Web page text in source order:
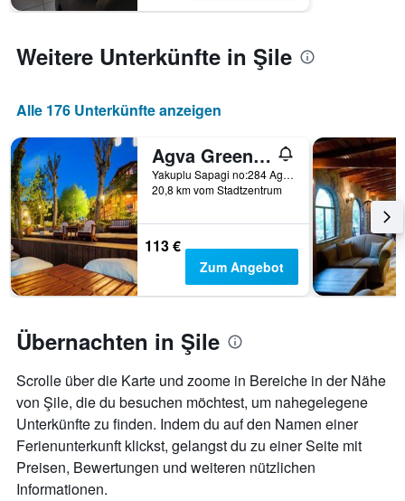
Weitere Unterkünfte in Şile
Alle 176 Unterkünfte anzeigen
Agva Greenline Guesthouse (Adult Only +12)
Yakuplu Sapagi no:284 Agva Sile Istanbul, Şile, Türkei
20,8 km vom Stadtzentrum
113 €
Zum Angebot
Übernachten in Şile
Scrolle über die Karte und zoome in Bereiche in der Nähe
von Şile, die du besuchen möchtest, um nahegelegene
Unterkünfte zu finden. Indem du auf den Namen einer
Ferienunterkunft klickst, gelangst du zu einer Seite mit
Preisen, Bewertungen und weiteren nützlichen
Informationen.